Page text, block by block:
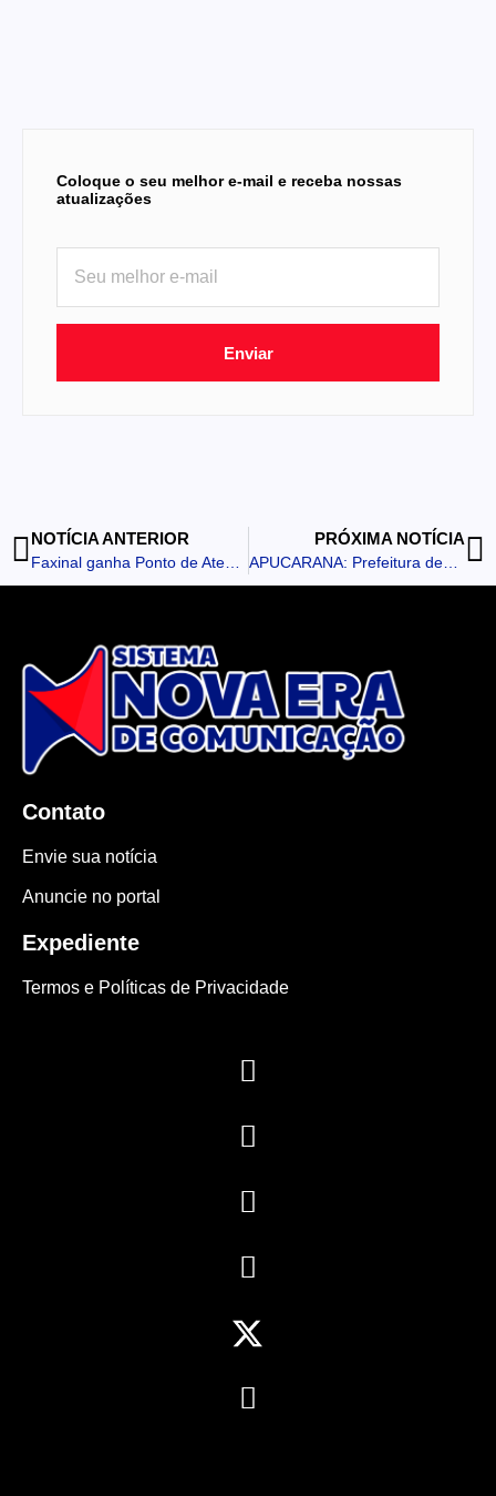
Coloque o seu melhor e-mail e receba nossas
atualizações
Enviar
NOTÍCIA ANTERIOR
Faxinal ganha Ponto de Atendimento ao Empreendedor
PRÓXIMA NOTÍCIA
APUCARANA: Prefeitura decreta ponto facultativo a partir das 13 horas na segunda-feira
Contato
Envie sua notícia
Anuncie no portal
Expediente
Termos e Políticas de Privacidade